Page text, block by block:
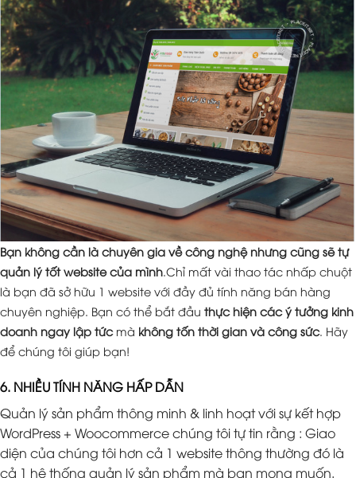
Bạn không cần là chuyên gia về công nghệ nhưng cũng sẽ tự
quản lý tốt website của mình .Chỉ mất vài thao tác nhấp chuột
là bạn đã sở hữu 1 website với đầy đủ tính năng bán hàng
chuyên nghiệp. Bạn có thể bắt đầu thực hiện các ý tưởng kinh
doanh ngay lập tứcmà không tốn thời gian và công sức. Hãy
để chúng tôi giúp bạn!
6. NHIỀU TÍNH NĂNG HẤP DẪN
Quản lý sản phẩm thông minh & linh hoạt với sự kết hợp
WordPress + Woocommerce chúng tôi tự tin rằng : Giao
diện của chúng tôi hơn cả 1 website thông thường đó là
cả 1 hệ thống quản lý sản phẩm mà bạn mong muốn.